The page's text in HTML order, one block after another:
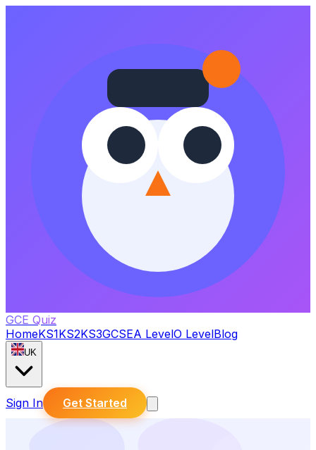
GCE Quiz
HomeKS1KS2KS3GCSEA LevelO LevelBlog
UK
Sign In Get Started